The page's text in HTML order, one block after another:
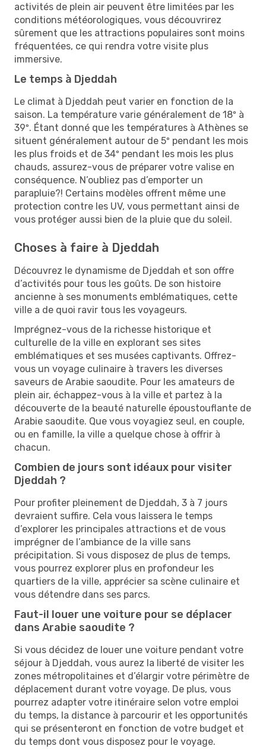
activités de plein air peuvent être limitées par les
conditions météorologiques, vous découvrirez
sûrement que les attractions populaires sont moins
fréquentées, ce qui rendra votre visite plus
immersive.
Le temps à Djeddah
Le climat à Djeddah peut varier en fonction de la
saison. La température varie généralement de 18º à
39º. Étant donné que les températures à Athènes se
situent généralement autour de 5º pendant les mois
les plus froids et de 34º pendant les mois les plus
chauds, assurez-vous de préparer votre valise en
conséquence. N’oubliez pas d’emporter un
parapluie?! Certains modèles offrent même une
protection contre les UV, vous permettant ainsi de
vous protéger aussi bien de la pluie que du soleil.
Choses à faire à Djeddah
Découvrez le dynamisme de Djeddah et son offre
d’activités pour tous les goûts. De son histoire
ancienne à ses monuments emblématiques, cette
ville a de quoi ravir tous les voyageurs.
Imprégnez-vous de la richesse historique et
culturelle de la ville en explorant ses sites
emblématiques et ses musées captivants. Offrez-
vous un voyage culinaire à travers les diverses
saveurs de Arabie saoudite. Pour les amateurs de
plein air, échappez-vous à la ville et partez à la
découverte de la beauté naturelle époustouflante de
Arabie saoudite. Que vous voyagiez seul, en couple,
ou en famille, la ville a quelque chose à offrir à
chacun.
Combien de jours sont idéaux pour visiter
Djeddah ?
Pour profiter pleinement de Djeddah, 3 à 7 jours
devraient suffire. Cela vous laissera le temps
d’explorer les principales attractions et de vous
imprégner de l’ambiance de la ville sans
précipitation. Si vous disposez de plus de temps,
vous pourrez explorer plus en profondeur les
quartiers de la ville, apprécier sa scène culinaire et
vous détendre dans ses parcs.
Faut-il louer une voiture pour se déplacer
dans Arabie saoudite ?
Si vous décidez de louer une voiture pendant votre
séjour à Djeddah, vous aurez la liberté de visiter les
zones métropolitaines et d’élargir votre périmètre de
déplacement durant votre voyage. De plus, vous
pourrez adapter votre itinéraire selon votre emploi
du temps, la distance à parcourir et les opportunités
qui se présenteront en fonction de votre budget et
du temps dont vous disposez pour le voyage.